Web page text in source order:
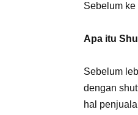
Sebelum
Apa itu
Sebelum
dengan
hal